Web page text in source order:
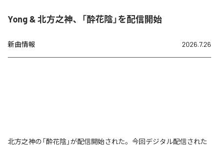
Yong & 北方之神、「酔花陰」を配信開始
新曲情報 2026.7.26
北方之神の「酔花陰」が配信開始された。今回デジタル配信された